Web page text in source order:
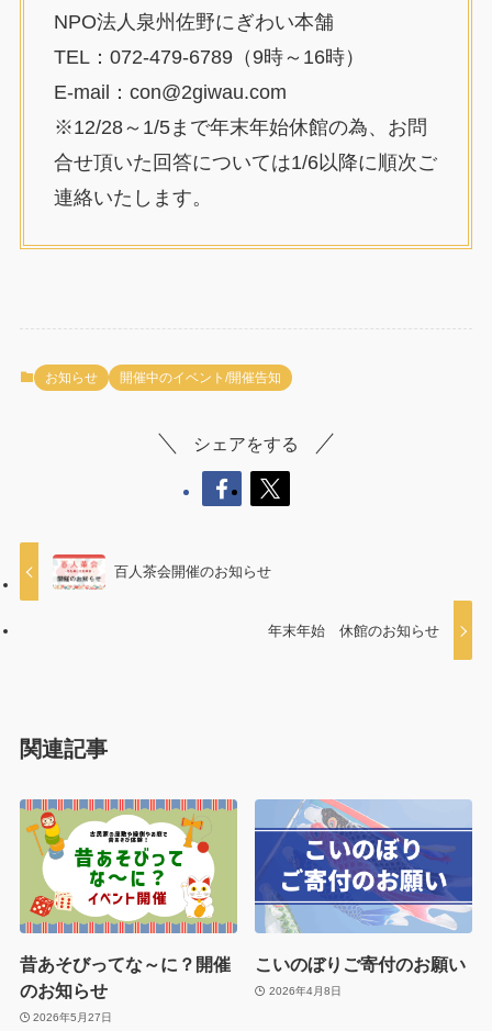
NPO法人泉州佐野にぎわい本舗
TEL：072-479-6789（9時～16時）
E-mail：con@2giwau.com
※12/28～1/5まで年末年始休館の為、お問
合せ頂いた回答については1/6以降に順次ご
連絡いたします。
お知らせ 開催中のイベント/開催告知
シェアをする
百人茶会開催のお知らせ
年末年始 休館のお知らせ
関連記事
昔あそびってな～に？開催
のお知らせ
2026年5月27日
こいのぼりご寄付のお願い
2026年4月8日